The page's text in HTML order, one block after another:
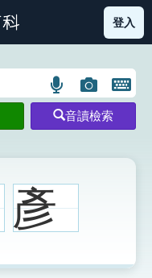
部首索引表圖示
登入
語
言
搜
示
圖
片
搜
開
鍵
圖
音讀檢索
彥